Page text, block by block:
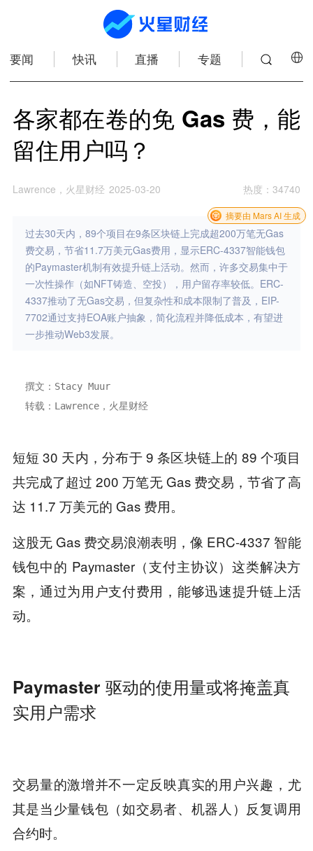
要闻 快讯 直播 专题
各家都在卷的免 Gas 费，能
留住用户吗？
Lawrence，火星财经 2025-03-20 热度 ：34740
过去30天内，89个项目在9条区块链上完成超200万笔无Gas
费交易，节省11.7万美元Gas费用，显示ERC-4337智能钱包
的Paymaster机制有效提升链上活动。然而，许多交易集中于
一次性操作（如NFT铸造、空投），用户留存率较低。ERC-
4337推动了无Gas交易，但复杂性和成本限制了普及，EIP-
7702通过支持EOA账户抽象，简化流程并降低成本，有望进
一步推动Web3发展。
摘要由 Mars AI 生成
撰文：Stacy Muur
转载：Lawrence，火星财经
短短 30 天内，分布于 9 条区块链上的 89 个项目
共完成了超过 200 万笔无 Gas 费交易，节省了高
达 11.7 万美元的 Gas 费用。
这股无 Gas 费交易浪潮表明，像 ERC-4337 智能
钱包中的 Paymaster（支付主协议）这类解决方
案，通过为用户支付费用，能够迅速提升链上活
动。
Paymaster 驱动的使用量或将掩盖真
实用户需求
交易量的激增并不一定反映真实的用户兴趣，尤
其是当少量钱包（如交易者、机器人）反复调用
合约时。